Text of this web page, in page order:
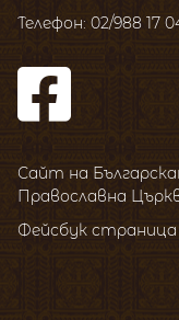
Телефон: 02/988 17
Сайт на
Православна
Фейсбук